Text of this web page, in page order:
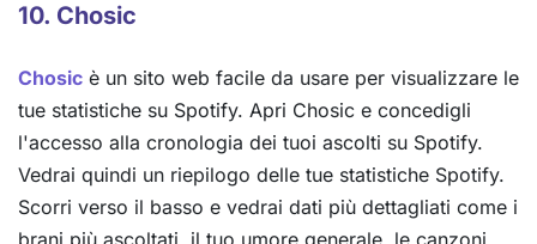
10. Chosic
Chosic è un sito web facile da usare per visualizzare le
tue statistiche su Spotify. Apri Chosic e concedigli
l'accesso alla cronologia dei tuoi ascolti su Spotify.
Vedrai quindi un riepilogo delle tue statistiche Spotify.
Scorri verso il basso e vedrai dati più dettagliati come i